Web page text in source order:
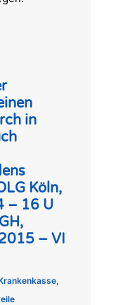
in
Köln,
– 16 U
– VI
,